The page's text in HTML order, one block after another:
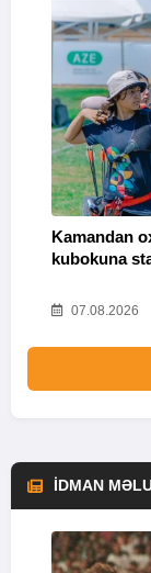
Kamandan
kubokuna
07.08.2026
İDMAN